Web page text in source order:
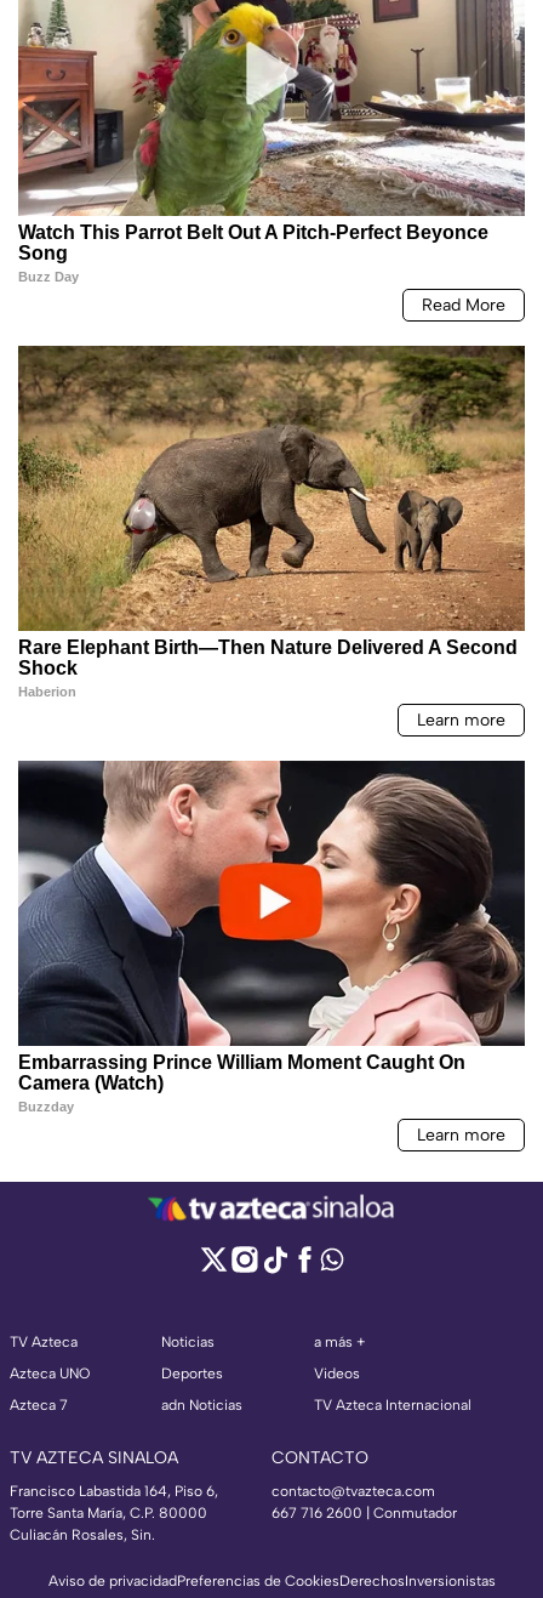
TV Azteca
Azteca UNO
Azteca 7
Noticias
Deportes
adn Noticias
a más +
Videos
TV Azteca Internacional
TV AZTECA SINALOA
Francisco Labastida 164, Piso 6,
Torre Santa María, C.P. 80000
Culiacán Rosales, Sin.
CONTACTO
contacto@tvazteca.com
667 716 2600 | Conmutador
Aviso de privacidadPreferencias de CookiesDerechosInversionistas